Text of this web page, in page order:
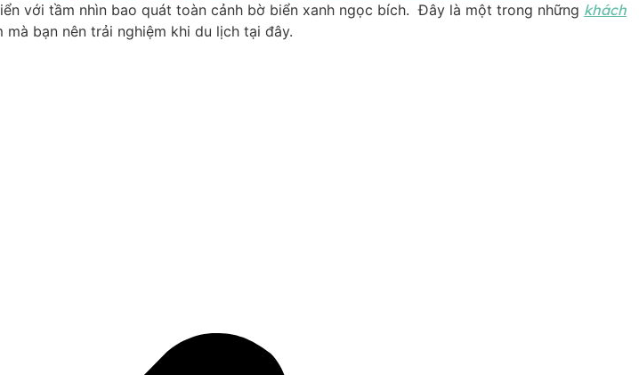
với tầm nhìn bao quát toàn cảnh bờ biển xanh ngọc bích. Đây là một trong những khách
bạn nên trải nghiệm khi du lịch tại đây.